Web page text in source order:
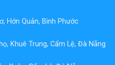
Hớn Quản, Bình Phước
Khuê Trung, Cẩm Lệ, Đà Nẵng